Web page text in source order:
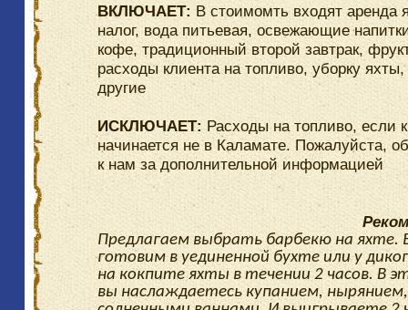
ВКЛЮЧАЕТ: В стоимомть входят аренда
налог, вода питьевая, освежающие
кофе, традиционный второй завтрак,
расходы клиента на топливо, уборку
другие
ИСКЛЮЧАЕТ: Расходы на топливо, если
начинается не в Каламате. Пожалуйста,
к нам за дополнительной информацией
Предлагаем выбрать барбекю на яхте.
готовим в уединенной бухте или у
на кокпите яхты в течении 2 часов. В
вы наслаждаетесь купанием, нырянием,